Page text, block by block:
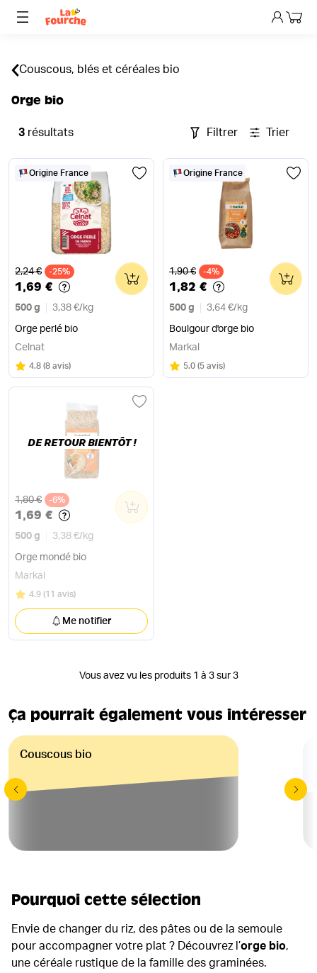
Mon
Couscous, blés et céréales bio
Orge bio
3 résultats Filtrer Trier
Origine France
Ancien prix
2,24 € -25%
1,69 €
500 g 3,38 €/ kg
Orge perlé bio
0
Celnat
Note
4.8 sur 5
(8 avis)
Origine France
Ancien prix
1,90 € -4%
1,82 €
500 g 3,64 €/ kg
Boulgour d'orge bio
0
Markal
Note
5.0 sur 5
(5 avis)
Ancien prix
1,80 € -6%
1,69 €
500 g 3,38 €/ kg
Orge mondé bio
0
Markal
Note
4.9 sur 5
(11 avis)
DE RETOUR BIENTÔT !
Me notifier
Vous avez vu les produits 1 à 3 sur 3
Ça pourrait également vous intéresser
Couscous bio
Pourquoi cette sélection
Envie de changer du riz, des pâtes ou de la semoule
pour accompagner votre plat ? Découvrez l’orge bio,
une céréale rustique de la famille des graminées.